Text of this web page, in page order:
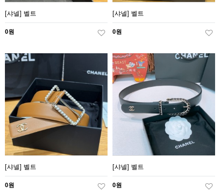
[샤넬] 벨트
0원
[샤넬] 벨트
0원
[샤넬] 벨트
0원
[샤넬] 벨트
0원